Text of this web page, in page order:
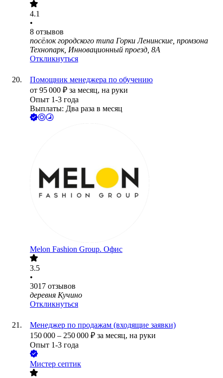
4.1
•
8 отзывов
посёлок городского типа Горки Ленинские, промзона
Технопарк, Инновационный проезд, 8А
Откликнуться
Помощник менеджера по обучению
от 95 000 ₽ за месяц, на руки
Опыт 1-3 года
Выплаты: Два раза в месяц
Melon Fashion Group. Офис
3.5
•
3017 отзывов
деревня Кучино
Откликнуться
Менеджер по продажам (входящие заявки)
150 000 – 250 000 ₽ за месяц, на руки
Опыт 1-3 года
Мистер септик